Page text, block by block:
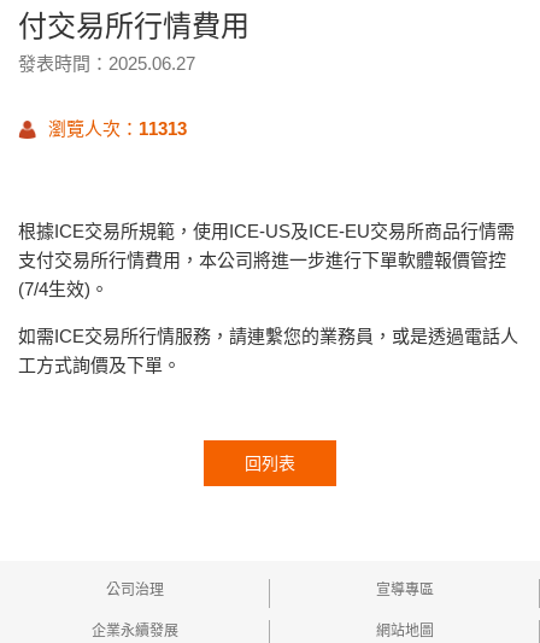
付交易所行情費用
發表時間：2025.06.27
瀏覽人次： 11313
根據ICE交易所規範，使用ICE-US及ICE-EU交易所商品行情需
支付交易所行情費用，本公司將進一步進行下單軟體報價管控
(7/4生效)。
如需ICE交易所行情服務，請連繫您的業務員，或是透過電話人
工方式詢價及下單。
回列表
公司治理 宣導專區
企業永續發展 網站地圖